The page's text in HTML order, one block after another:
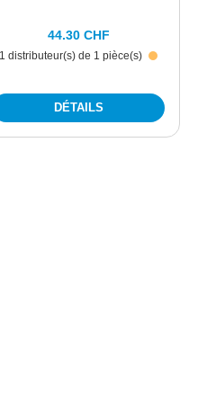
1 distributeur(s) de 1 pièce(s)
44.30 CHF
DÉTAILS